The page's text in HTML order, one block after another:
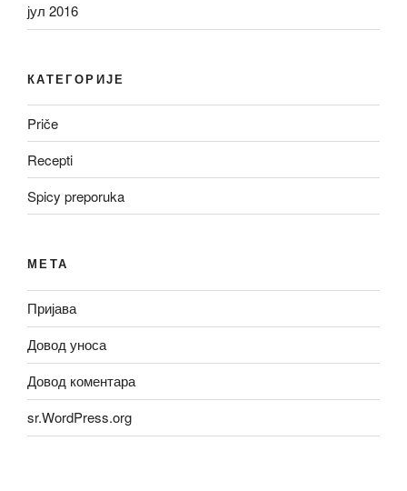
јул 2016
КАТЕГОРИЈЕ
Priče
Recepti
Spicy preporuka
МЕТА
Пријава
Довод уноса
Довод коментара
sr.WordPress.org